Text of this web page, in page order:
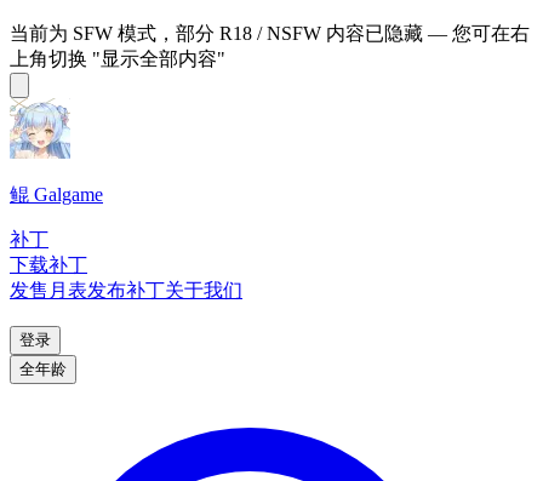
当前为 SFW 模式，部分 R18 / NSFW 内容已隐藏 — 您可在右
上角切换 "显示全部内容"
鲲 Galgame
补丁
下载补丁
发售月表发布补丁关于我们
登录
全年龄